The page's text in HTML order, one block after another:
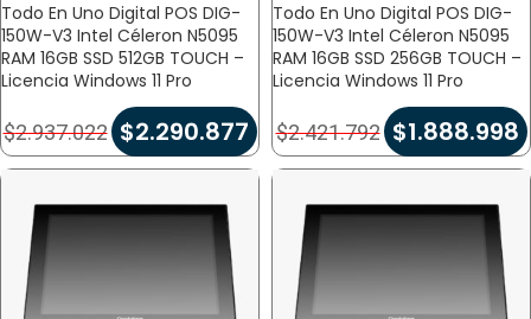
Todo En Uno Digital POS DIG-
150W-V3 Intel Céleron N5095
RAM 16GB SSD 512GB TOUCH –
Licencia Windows 11 Pro
$2.937.022 $2.290.877
Todo En Uno Digital POS DIG-
150W-V3 Intel Céleron N5095
RAM 16GB SSD 256GB TOUCH –
Licencia Windows 11 Pro
$2.421.792 $1.888.998